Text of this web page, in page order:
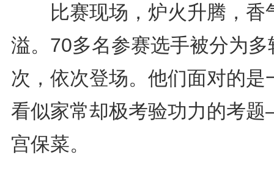
比赛现场，炉火升腾，香
溢。70多名参赛选手被分为多
次，依次登场。他们面对的是
看似家常却极考验功力的考
宫保菜。